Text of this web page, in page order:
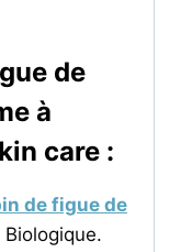
de
à
care :
de figue de
Biologique.